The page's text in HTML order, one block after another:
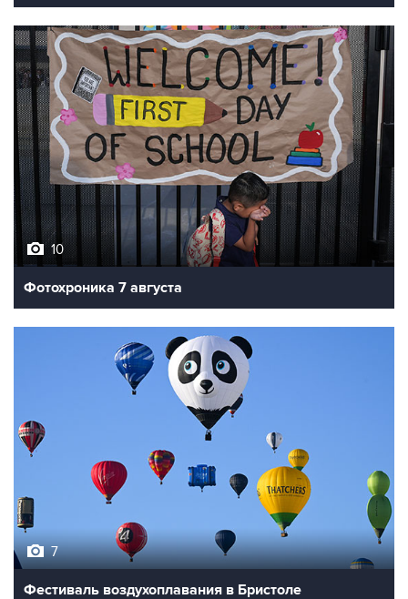
10
Фотохроника 7 августа
Фестиваль воздухоплавания в Бристоле